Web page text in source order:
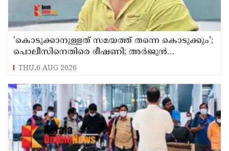
'കൊടുക്കാനുള്ളത് സമയത്ത് തന്നെ കൊടുക്കും';
പൊലീസിനെതിരെ ഭീഷണി; അർജുൻ
ആയങ്കിക്കെതിരെ കേസെടുത്തു
THU,6 AUG 2026